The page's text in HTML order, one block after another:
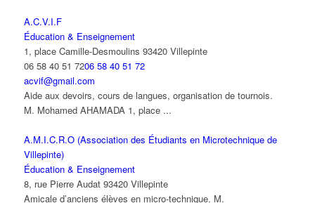
A.C.V.I.F
Éducation & Enseignement
1, place Camille-Desmoulins 93420 Villepinte
06 58 40 51 7206 58 40 51 72
acvif@gmail.com
Aide aux devoirs, cours de langues, organisation de tournois.
M. Mohamed AHAMADA 1, place ...
A.M.I.C.R.O (Association des Étudiants en Microtechnique de
Villepinte)
Éducation & Enseignement
8, rue Pierre Audat 93420 Villepinte
Amicale d’anciens élèves en micro-technique. M.